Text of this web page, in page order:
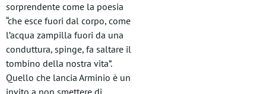
sorprendente come la poesia
“che esce fuori dal corpo, come
l’acqua zampilla fuori da una
conduttura, spinge, fa saltare il
tombino della nostra vita”.
Quello che lancia Arminio è un
invito a non smettere di